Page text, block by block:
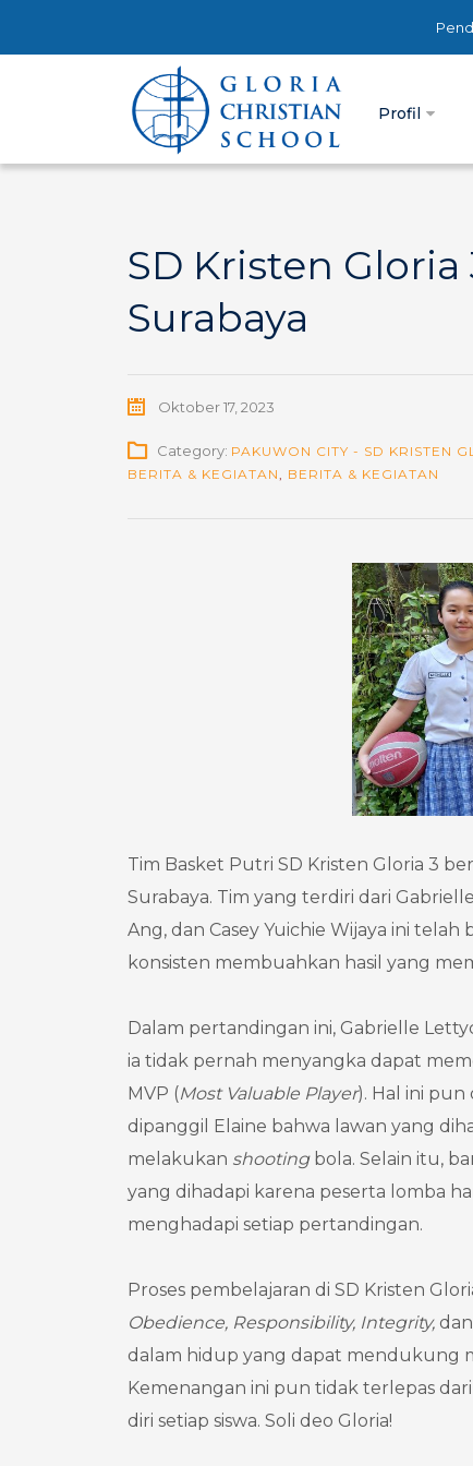
Profil
SD Kristen
Surabaya
Oktober 17, 2023
Category: PAKUWON CITY - SD KRISTEN
BERITA & KEGIATAN, BERITA & KEGIATAN
Tim Basket Putri SD Kristen Gloria 3
Surabaya. Tim yang terdiri dari
Ang, dan Casey Yuichie Wijaya ini telah
konsisten membuahkan hasil yang
Dalam pertandingan ini, Gabrielle
ia tidak pernah menyangka dapat
MVP (Most Valuable Player). Hal ini
dipanggil Elaine bahwa lawan yang
melakukan shootingbola. Selain itu,
yang dihadapi karena peserta lomba
menghadapi setiap pertandingan.
Proses pembelajaran di SD Kristen
Obedience, Responsibility, Integrity, dan
dalam hidup yang dapat mendukung
Kemenangan ini pun tidak terlepas
diri setiap siswa. Soli deo Gloria!